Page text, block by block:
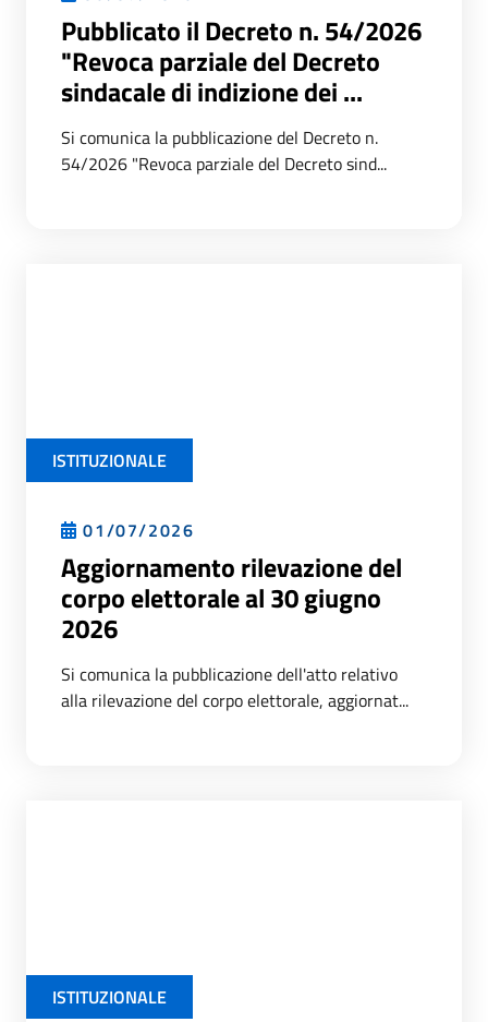
Pubblicato il Decreto n. 54/2026
"Revoca parziale del Decreto
sindacale di indizione dei ...
Si comunica la pubblicazione del Decreto n.
54/2026 "Revoca parziale del Decreto sind...
ISTITUZIONALE
01/07/2026
Aggiornamento rilevazione del
corpo elettorale al 30 giugno
2026
Si comunica la pubblicazione dell'atto relativo
alla rilevazione del corpo elettorale, aggiornat...
ISTITUZIONALE